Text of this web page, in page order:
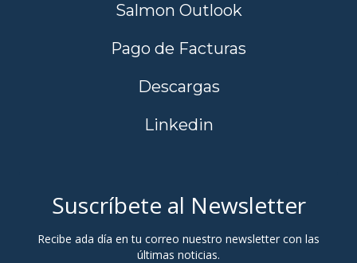
Salmon Outlook
Pago de Facturas
Descargas
Linkedin
Suscríbete al Newsletter
Recibe ada día en tu correo nuestro newsletter con las
últimas noticias.